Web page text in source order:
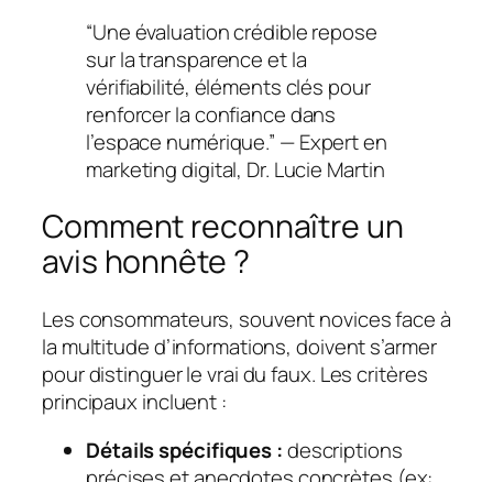
“Une évaluation crédible repose
sur la transparence et la
vérifiabilité, éléments clés pour
renforcer la confiance dans
l’espace numérique.” —Expert en
marketing digital, Dr. Lucie Martin
Comment reconnaître un
avis honnête ?
Les consommateurs, souvent novices face à
la multitude d’informations, doivent s’armer
pour distinguer le vrai du faux. Les critères
principaux incluent :
Détails spécifiques :descriptions